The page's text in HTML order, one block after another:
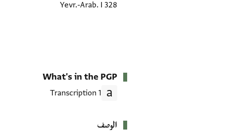
Yevr.-Arab. I 328
What's in the PGP
1 Transcription
الوصف